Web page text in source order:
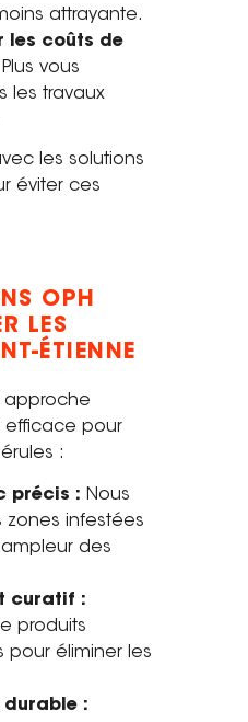
attrayante.
les coûts de
Plus vous
les travaux
les solutions
éviter ces
OPH
LES
ÉTIENNE
approche
efficace pour
:
précis : Nous
zones infestées
des
curatif :
produits
pour éliminer les
durable :